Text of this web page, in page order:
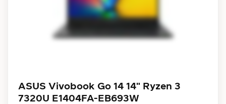
ASUS Vivobook Go 14 14" Ryzen 3
7320U E1404FA-EB693W